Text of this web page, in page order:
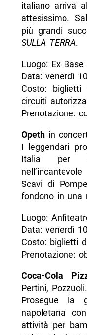
italiano arriva
attesissimo.
più grandi
SULLA TERRA.
Luogo: Ex
Data: venerdì
Costo:
circuiti
Prenotazione:
Opethin
I leggendari
Italia per
Scavi di
fondono in una
Luogo:
Data: venerdì
Costo: biglietti
Prenotazione:
Coca-Cola
Pertini, Pozzuoli.
Prosegue la
napoletana
attività per